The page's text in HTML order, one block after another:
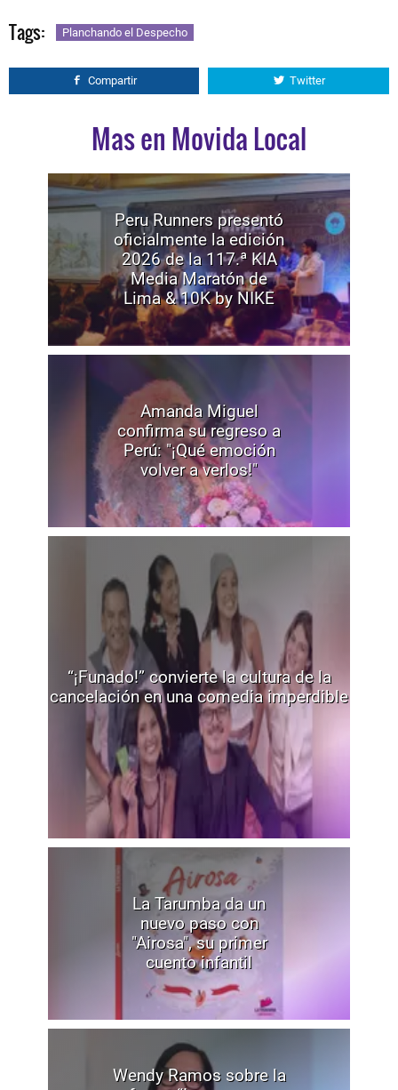
Tags: Planchando el Despecho
Compartir Twitter
Mas en Movida Local
Peru Runners presentó
oficialmente la edición
2026 de la 117.ª KIA
Media Maratón de
Lima & 10K by NIKE
Amanda Miguel
confirma su regreso a
Perú: "¡Qué emoción
volver a verlos!"
“¡Funado!” convierte la cultura de la
cancelación en una comedia imperdible
La Tarumba da un
nuevo paso con
"Airosa", su primer
cuento infantil
Wendy Ramos sobre la